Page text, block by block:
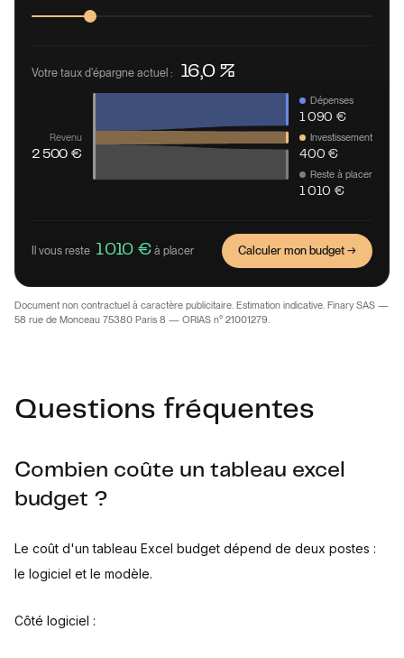
Votre taux d'épargne actuel : 16,0 %
Revenu
2 500 €
Dépenses
1 090 €
Investissement
400 €
Reste à placer
1 010 €
Il vous reste 1 010 € à placer Calculer mon budget →
Document non contractuel à caractère publicitaire. Estimation indicative. Finary SAS —
58 rue de Monceau 75380 Paris 8 — ORIAS n° 21001279.
Questions fréquentes
Combien coûte un tableau excel
budget ?
Le coût d'un tableau Excel budget dépend de deux postes :
le logiciel et le modèle.
Côté logiciel :